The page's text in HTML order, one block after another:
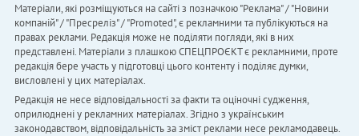
Матеріали, які розміщуються на сайті з позначкою "Реклама" / "Новини
компаній" / "Пресреліз" / "Promoted", є рекламними та публікуються на
правах реклами. Редакція може не поділяти погляди, які в них
представлені. Матеріали з плашкою СПЕЦПРОЄКТ є рекламними, проте
редакція бере участь у підготовці цього контенту і поділяє думки,
висловлені у цих матеріалах.
Редакція не несе відповідальності за факти та оціночні судження,
оприлюднені у рекламних матеріалах. Згідно з українським
законодавством, відповідальність за зміст реклами несе рекламодавець.